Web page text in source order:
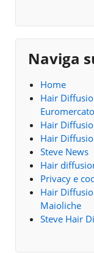
Naviga
Home
Hair
Euromercato
Hair
Hair
Steve News
Hair
Privacy e
Hair
Maioliche
Steve Hair